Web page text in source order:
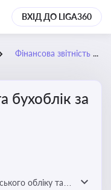
ВХІД ДО LIGA360
Фінансова звітність та бухоблік за П(С)БО і МСФЗ
бухоблік за
обліку та